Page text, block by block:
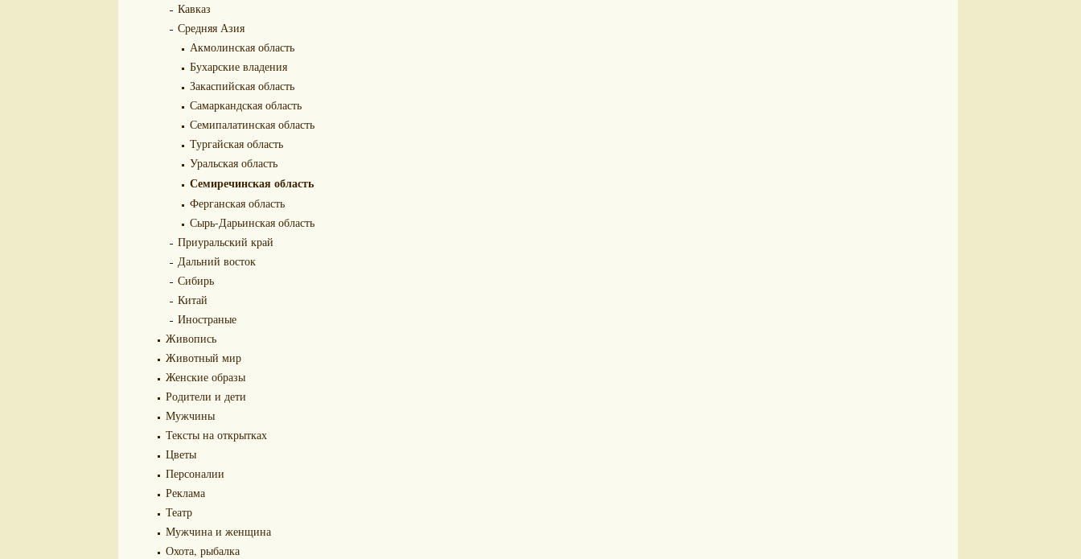
Кавказ
Средняя Азия
Акмолинская область
Бухарские владения
Закаспийская область
Самаркандская область
Семипалатинская область
Тургайская область
Уральская область
Семиречинская область
Ферганская область
Сырь-Дарьинская область
Приуральский край
Дальний восток
Сибирь
Китай
Иностраные
Живопись
Животный мир
Женские образы
Родители и дети
Мужчины
Тексты на открытках
Цветы
Персоналии
Реклама
Театр
Мужчина и женщина
Охота, рыбалка